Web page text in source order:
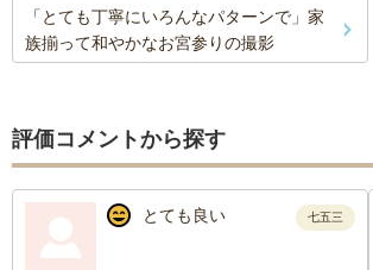
「とても丁寧にいろんなパターンで」家
族揃って和やかなお宮参りの撮影
評価コメントから探す
とても良い 七五三